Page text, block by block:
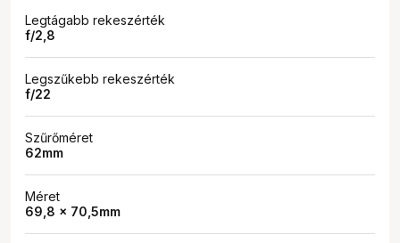
Legtágabb rekeszérték
f/2,8
Legszűkebb rekeszérték
f/22
Szűrőméret
62mm
Méret
69,8 x 70,5mm